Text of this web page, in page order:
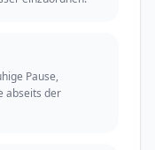
Pause,
abseits der